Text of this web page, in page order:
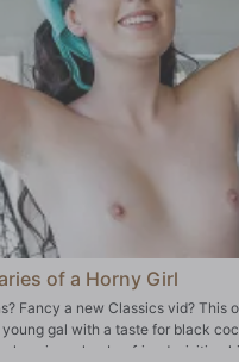
of a Horny Girl
Fancy a new Classics vid? This
gal with a taste for black
misses her boyfriend, visiting